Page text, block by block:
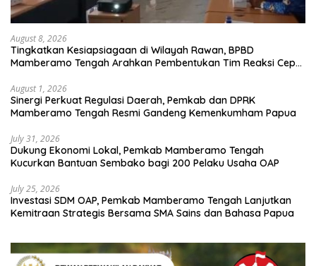
August 8, 2026
Tingkatkan Kesiapsiagaan di Wilayah Rawan, BPBD
Mamberamo Tengah Arahkan Pembentukan Tim Reaksi Cepat
August 1, 2026
Sinergi Perkuat Regulasi Daerah, Pemkab dan DPRK
Mamberamo Tengah Resmi Gandeng Kemenkumham Papua
July 31, 2026
Dukung Ekonomi Lokal, Pemkab Mamberamo Tengah
Kucurkan Bantuan Sembako bagi 200 Pelaku Usaha OAP
July 25, 2026
Investasi SDM OAP, Pemkab Mamberamo Tengah Lanjutkan
Kemitraan Strategis Bersama SMA Sains dan Bahasa Papua